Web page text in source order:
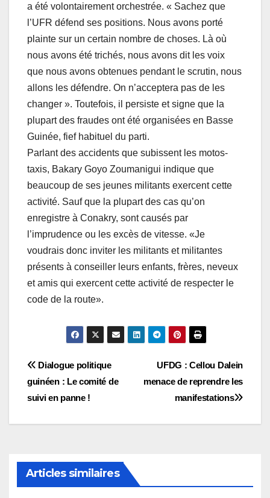
a été volontairement orchestrée. « Sachez que
l’UFR défend ses positions. Nous avons porté
plainte sur un certain nombre de choses. Là où
nous avons été trichés, nous avons dit les voix
que nous avons obtenues pendant le scrutin, nous
allons les défendre. On n’acceptera pas de les
changer ». Toutefois, il persiste et signe que la
plupart des fraudes ont été organisées en Basse
Guinée, fief habituel du parti.
Parlant des accidents que subissent les motos-
taxis, Bakary Goyo Zoumanigui indique que
beaucoup de ses jeunes militants exercent cette
activité. Sauf que la plupart des cas qu’on
enregistre à Conakry, sont causés par
l’imprudence ou les excès de vitesse. «Je
voudrais donc inviter les militants et militantes
présents à conseiller leurs enfants, frères, neveux
et amis qui exercent cette activité de respecter le
code de la route».
Navigation
de
l’article
UFDG : Cellou Dalein
menace de reprendre les
manifestations
Dialogue politique
guinéen : Le comité de
suivi en panne !
Articles similaires